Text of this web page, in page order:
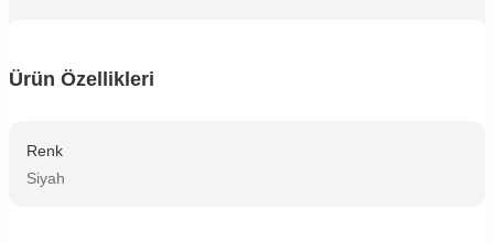
Ürün Özellikleri
Renk
Siyah